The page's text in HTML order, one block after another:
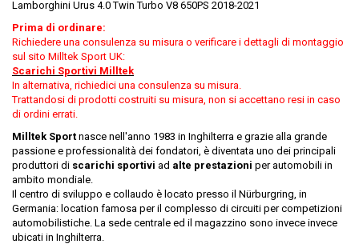
Lamborghini Urus 4.0 Twin Turbo V8 650PS 2018-2021
Prima di ordinare:
Richiedere una consulenza su misura o verificare i dettagli di montaggio
sul sito Milltek Sport UK:
Scarichi Sportivi Milltek
In alternativa, richiedici una consulenza su misura.
Trattandosi di prodotti costruiti su misura, non si accettano resi in caso
di ordini errati.
Milltek Sport nasce nell'anno 1983 in Inghilterra e grazie alla grande
passione e professionalità dei fondatori, è diventata uno dei principali
produttori di scarichi sportivi ad alte prestazioni per automobili in
ambito mondiale.
Il centro di sviluppo e collaudo è locato presso il Nürburgring, in
Germania: location famosa per il complesso di circuiti per competizioni
automobilistiche. La sede centrale ed il magazzino sono invece invece
ubicati in Inghilterra.